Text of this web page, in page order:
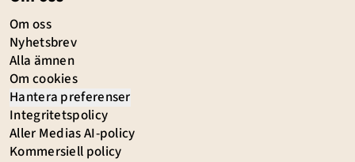
Om oss
Nyhetsbrev
Alla ämnen
Om cookies
Hantera preferenser
Integritetspolicy
Aller Medias AI-policy
Kommersiell policy